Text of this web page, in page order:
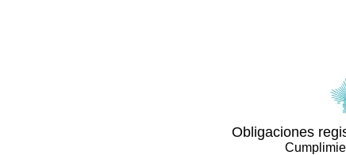
Obligaciones